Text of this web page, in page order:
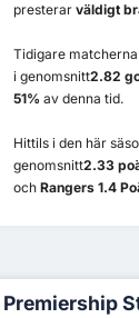
presterar väldigt
Tidigare
i genomsnitt2.82
51% av denna tid.
Hittils i den här
genomsnitt2.33
och Rangers 1.4
Premiership